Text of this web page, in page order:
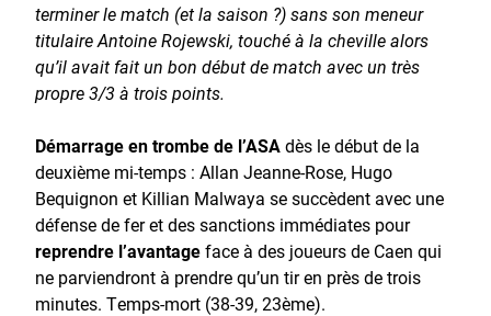
terminer le match (et la saison ?) sans son meneur
titulaire Antoine Rojewski, touché à la cheville alors
qu’il avait fait un bon début de match avec un très
propre 3/3 à trois points.
Démarrage en trombe de l’ASAdès le début de la
deuxième mi-temps : Allan Jeanne-Rose, Hugo
Bequignon et Killian Malwaya se succèdent avec une
défense de fer et des sanctions immédiates pour
reprendre l’avantageface à des joueurs de Caen qui
ne parviendront à prendre qu’un tir en près de trois
minutes. Temps-mort (38-39, 23ème).